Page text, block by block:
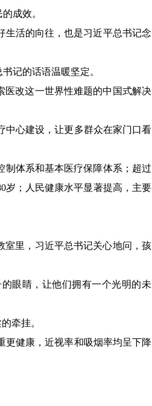
成效。
生活的向往，也是习近平总书记念
记的话语温暖坚定。
医改这一世界性难题的中国式解决
中心建设，让更多群众在家门口看
制体系和基本医疗保障体系；超过
岁；人民健康水平显著提高，主要
室里，习近平总书记关心地问，孩
眼睛，让他们拥有一个光明的未
牵挂。
更健康，近视率和吸烟率均呈下降